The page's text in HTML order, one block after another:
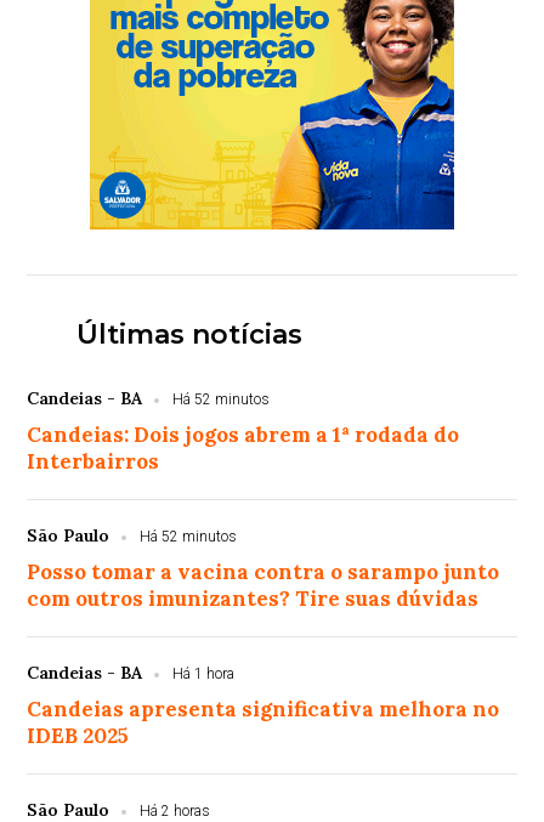
Últimas notícias
Candeias - BA Há 52 minutos
Candeias: Dois jogos abrem a 1ª rodada do
Interbairros
São Paulo Há 52 minutos
Posso tomar a vacina contra o sarampo junto
com outros imunizantes? Tire suas dúvidas
Candeias - BA Há 1 hora
Candeias apresenta significativa melhora no
IDEB 2025
São Paulo Há 2 horas